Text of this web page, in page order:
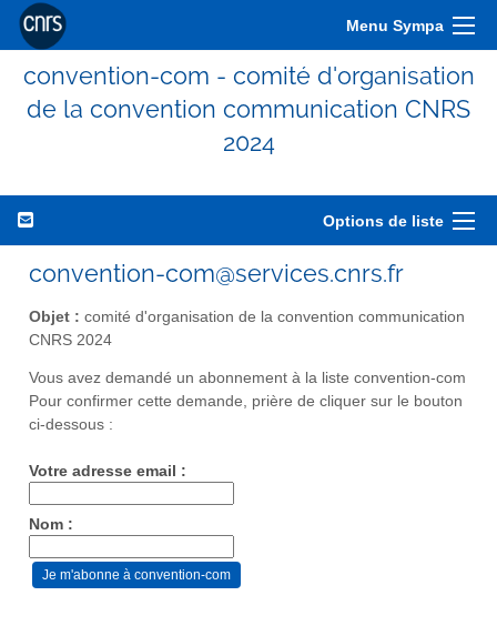
Menu Sympa
convention-com - comité d'organisation
de la convention communication CNRS
2024
Options de liste
convention-com@services.cnrs.fr
Objet : comité d'organisation de la convention communication
CNRS 2024
Vous avez demandé un abonnement à la liste convention-com
Pour confirmer cette demande, prière de cliquer sur le bouton
ci-dessous :
Votre adresse email :
Nom :